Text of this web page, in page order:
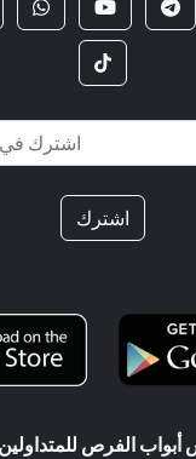
اشترك
الفرص